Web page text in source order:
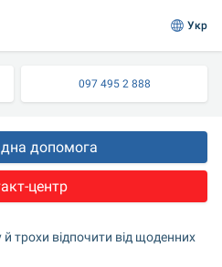
Укр
097 495 2 888
допомога
центр
трохи відпочити від щоденних